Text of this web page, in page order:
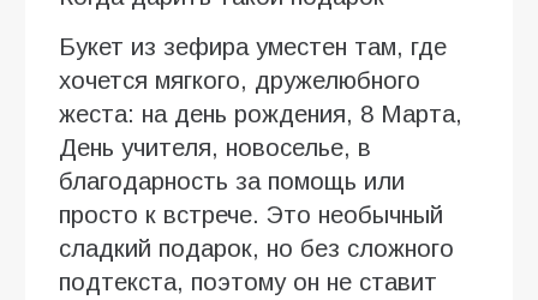
Букет из зефира уместен там, где
хочется мягкого, дружелюбного
жеста: на день рождения, 8 Марта,
День учителя, новоселье, в
благодарность за помощь или
просто к встрече. Это необычный
сладкий подарок, но без сложного
подтекста, поэтому он не ставит